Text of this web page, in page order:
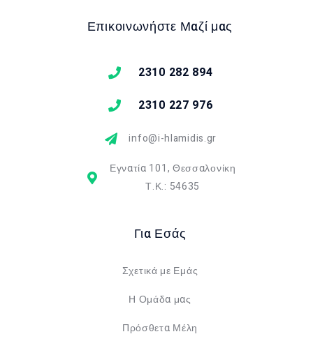
Επικοινωνήστε Μαζί μας
2310 282 894
2310 227 976
info@i-hlamidis.gr
Εγνατία 101, Θεσσαλονίκη
Τ.Κ.: 54635
Για Εσάς
Σχετικά με Εμάς
Η Ομάδα μας
Πρόσθετα Μέλη